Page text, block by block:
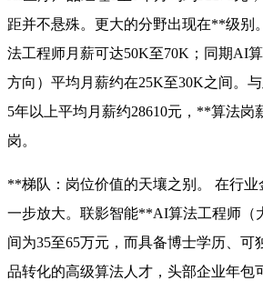
距并不悬殊。更大的分野出现在**级别
法工程师月薪可达50K至70K；同期AI
方向）平均月薪约在25K至30K之间。
5年以上平均月薪约28610元，**算法岗
岗。
**梯队：岗位价值的天壤之别。 在行
一步放大。联影智能**AI算法工程师（
间为35至65万元，而具备博士学历、可
品转化的高级算法人才，头部企业年包